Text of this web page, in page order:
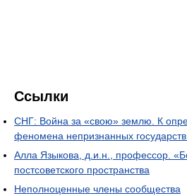
Ссылки
СНГ: Война за «свою» землю. К
феномена непризнанных
Алла Языкова, д.и.н., профессор.
постсоветского пространства
Неполноценные члены сообщества